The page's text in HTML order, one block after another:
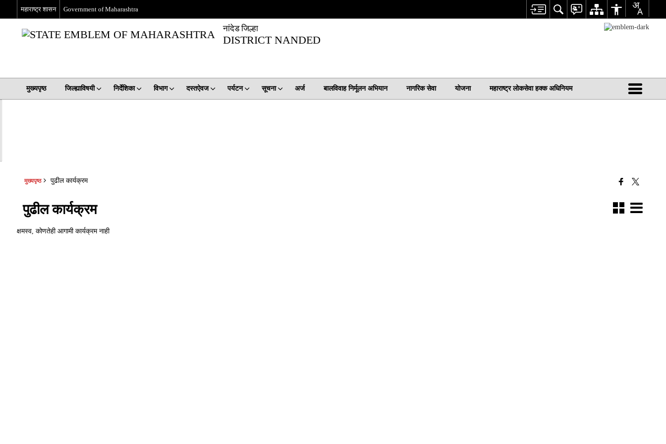
महाराष्ट्र शासन Government of Maharashtra
नांदेड जिल्हा
DISTRICT NANDED
मुख्यपृष्ठ जिल्ह्याविषयी निर्देशिका विभाग दस्तऐवज पर्यटन सूचना अर्ज बालविवाह निर्मूलन अभियान नागरिक सेवा योजना महाराष्ट्र लोकसेवा हक्क अधिनियम
मुख्यपृष्ठ पुढील कार्यक्रम
पुढील कार्यक्रम
क्षमस्व, कोणतेही आगामी कार्यक्रम नाही